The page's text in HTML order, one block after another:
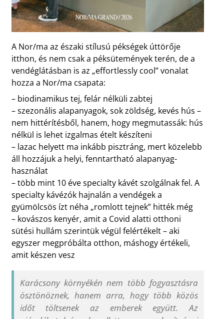
A Nor/ma az északi stílusú pékségek úttörője
itthon, és nem csak a péksütemények terén, de a
vendéglátásban is az „effortlessly cool” vonalat
hozza a Nor/ma csapata:
– biodinamikus tej, felár nélküli zabtej
– szezonális alapanyagok, sok zöldség, kevés hús –
nem hittérítésből, hanem, hogy megmutassák: hús
nélkül is lehet izgalmas ételt készíteni
– lazac helyett ma inkább pisztráng, mert közelebb
áll hozzájuk a helyi, fenntartható alapanyag-
használat
– több mint 10 éve specialty kávét szolgálnak fel. A
specialty kávézók hajnalán a vendégek a
gyümölcsös ízt néha „romlott tejnek” hitték még
– kovászos kenyér, amit a Covid alatti otthoni
sütési hullám szerintük végül felértékelt – aki
egyszer megpróbálta otthon, máshogy értékeli,
amit készen vesz
Karácsony környékén nem több fogyasztásra
ösztönöznek, hanem arra, hogy több közös
időt töltsenek az emberek együtt. Az